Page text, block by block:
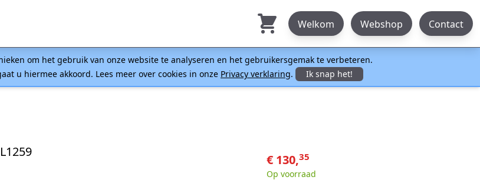
Welkom Webshop Contact
om het gebruik van onze website te analyseren en het gebruikersgemak te verbeteren.
u hiermee akkoord. Lees meer over cookies in onze Privacy verklaring. Ik snap het!
€ 130,35
Op voorraad